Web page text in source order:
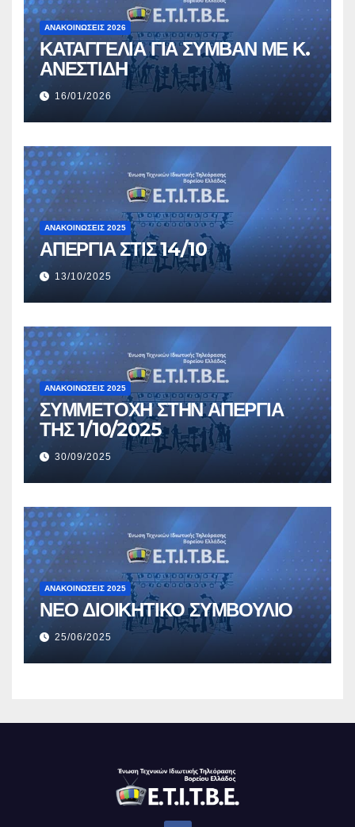
ΑΝΑΚΟΙΝΏΣΕΙΣ 2026
ΚΑΤΑΓΓΕΛΙΑ ΓΙΑ ΣΥΜΒΑΝ ΜΕ Κ.
ΑΝΕΣΤΙΔΗ
16/01/2026
ΑΝΑΚΟΙΝΏΣΕΙΣ 2025
ΑΠΕΡΓΙΑ ΣΤΙΣ 14/10
13/10/2025
ΑΝΑΚΟΙΝΏΣΕΙΣ 2025
ΣΥΜΜΕΤΟΧΗ ΣΤΗΝ ΑΠΕΡΓΙΑ
ΤΗΣ 1/10/2025
30/09/2025
ΑΝΑΚΟΙΝΏΣΕΙΣ 2025
ΝΕΟ ΔΙΟΙΚΗΤΙΚΟ ΣΥΜΒΟΥΛΙΟ
25/06/2025